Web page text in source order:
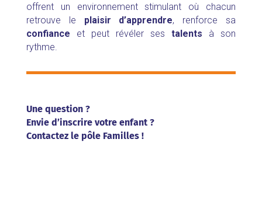
offrent un environnement stimulant où chacun
retrouve le plaisir d’apprendre, renforce sa
confiance et peut révéler sestalents à son
rythme.
Une question ?
Envie d’inscrire votre enfant ?
Contactez le pôle Familles !